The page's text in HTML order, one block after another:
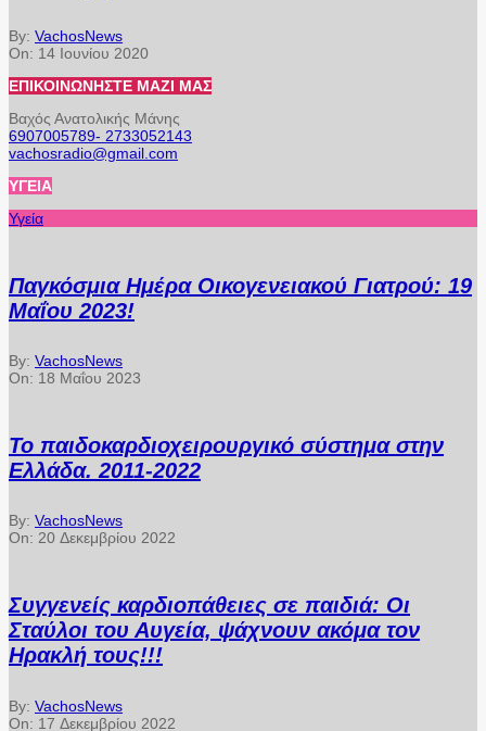
By: VachosNews
On: 14 Ιουνίου 2020
ΕΠΙΚΟΙΝΩΝΉΣΤΕ ΜΑΖΊ ΜΑΣ
Βαχός Ανατολικής Μάνης
6907005789- 2733052143
vachosradio@gmail.com
ΥΓΕΊΑ
Υγεία
Παγκόσμια Ημέρα Οικογενειακού Γιατρού: 19
Μαΐου 2023!
By: VachosNews
On: 18 Μαΐου 2023
Το παιδοκαρδιοχειρουργικό σύστημα στην
Ελλάδα. 2011-2022
By: VachosNews
On: 20 Δεκεμβρίου 2022
Συγγενείς καρδιοπάθειες σε παιδιά: Οι
Σταύλοι του Αυγεία, ψάχνουν ακόμα τον
Ηρακλή τους!!!
By: VachosNews
On: 17 Δεκεμβρίου 2022